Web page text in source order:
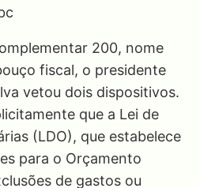
200, nome
fiscal, o presidente
vetou dois dispositivos.
que a Lei de
(LDO), que estabelece
para o Orçamento
de gastos ou